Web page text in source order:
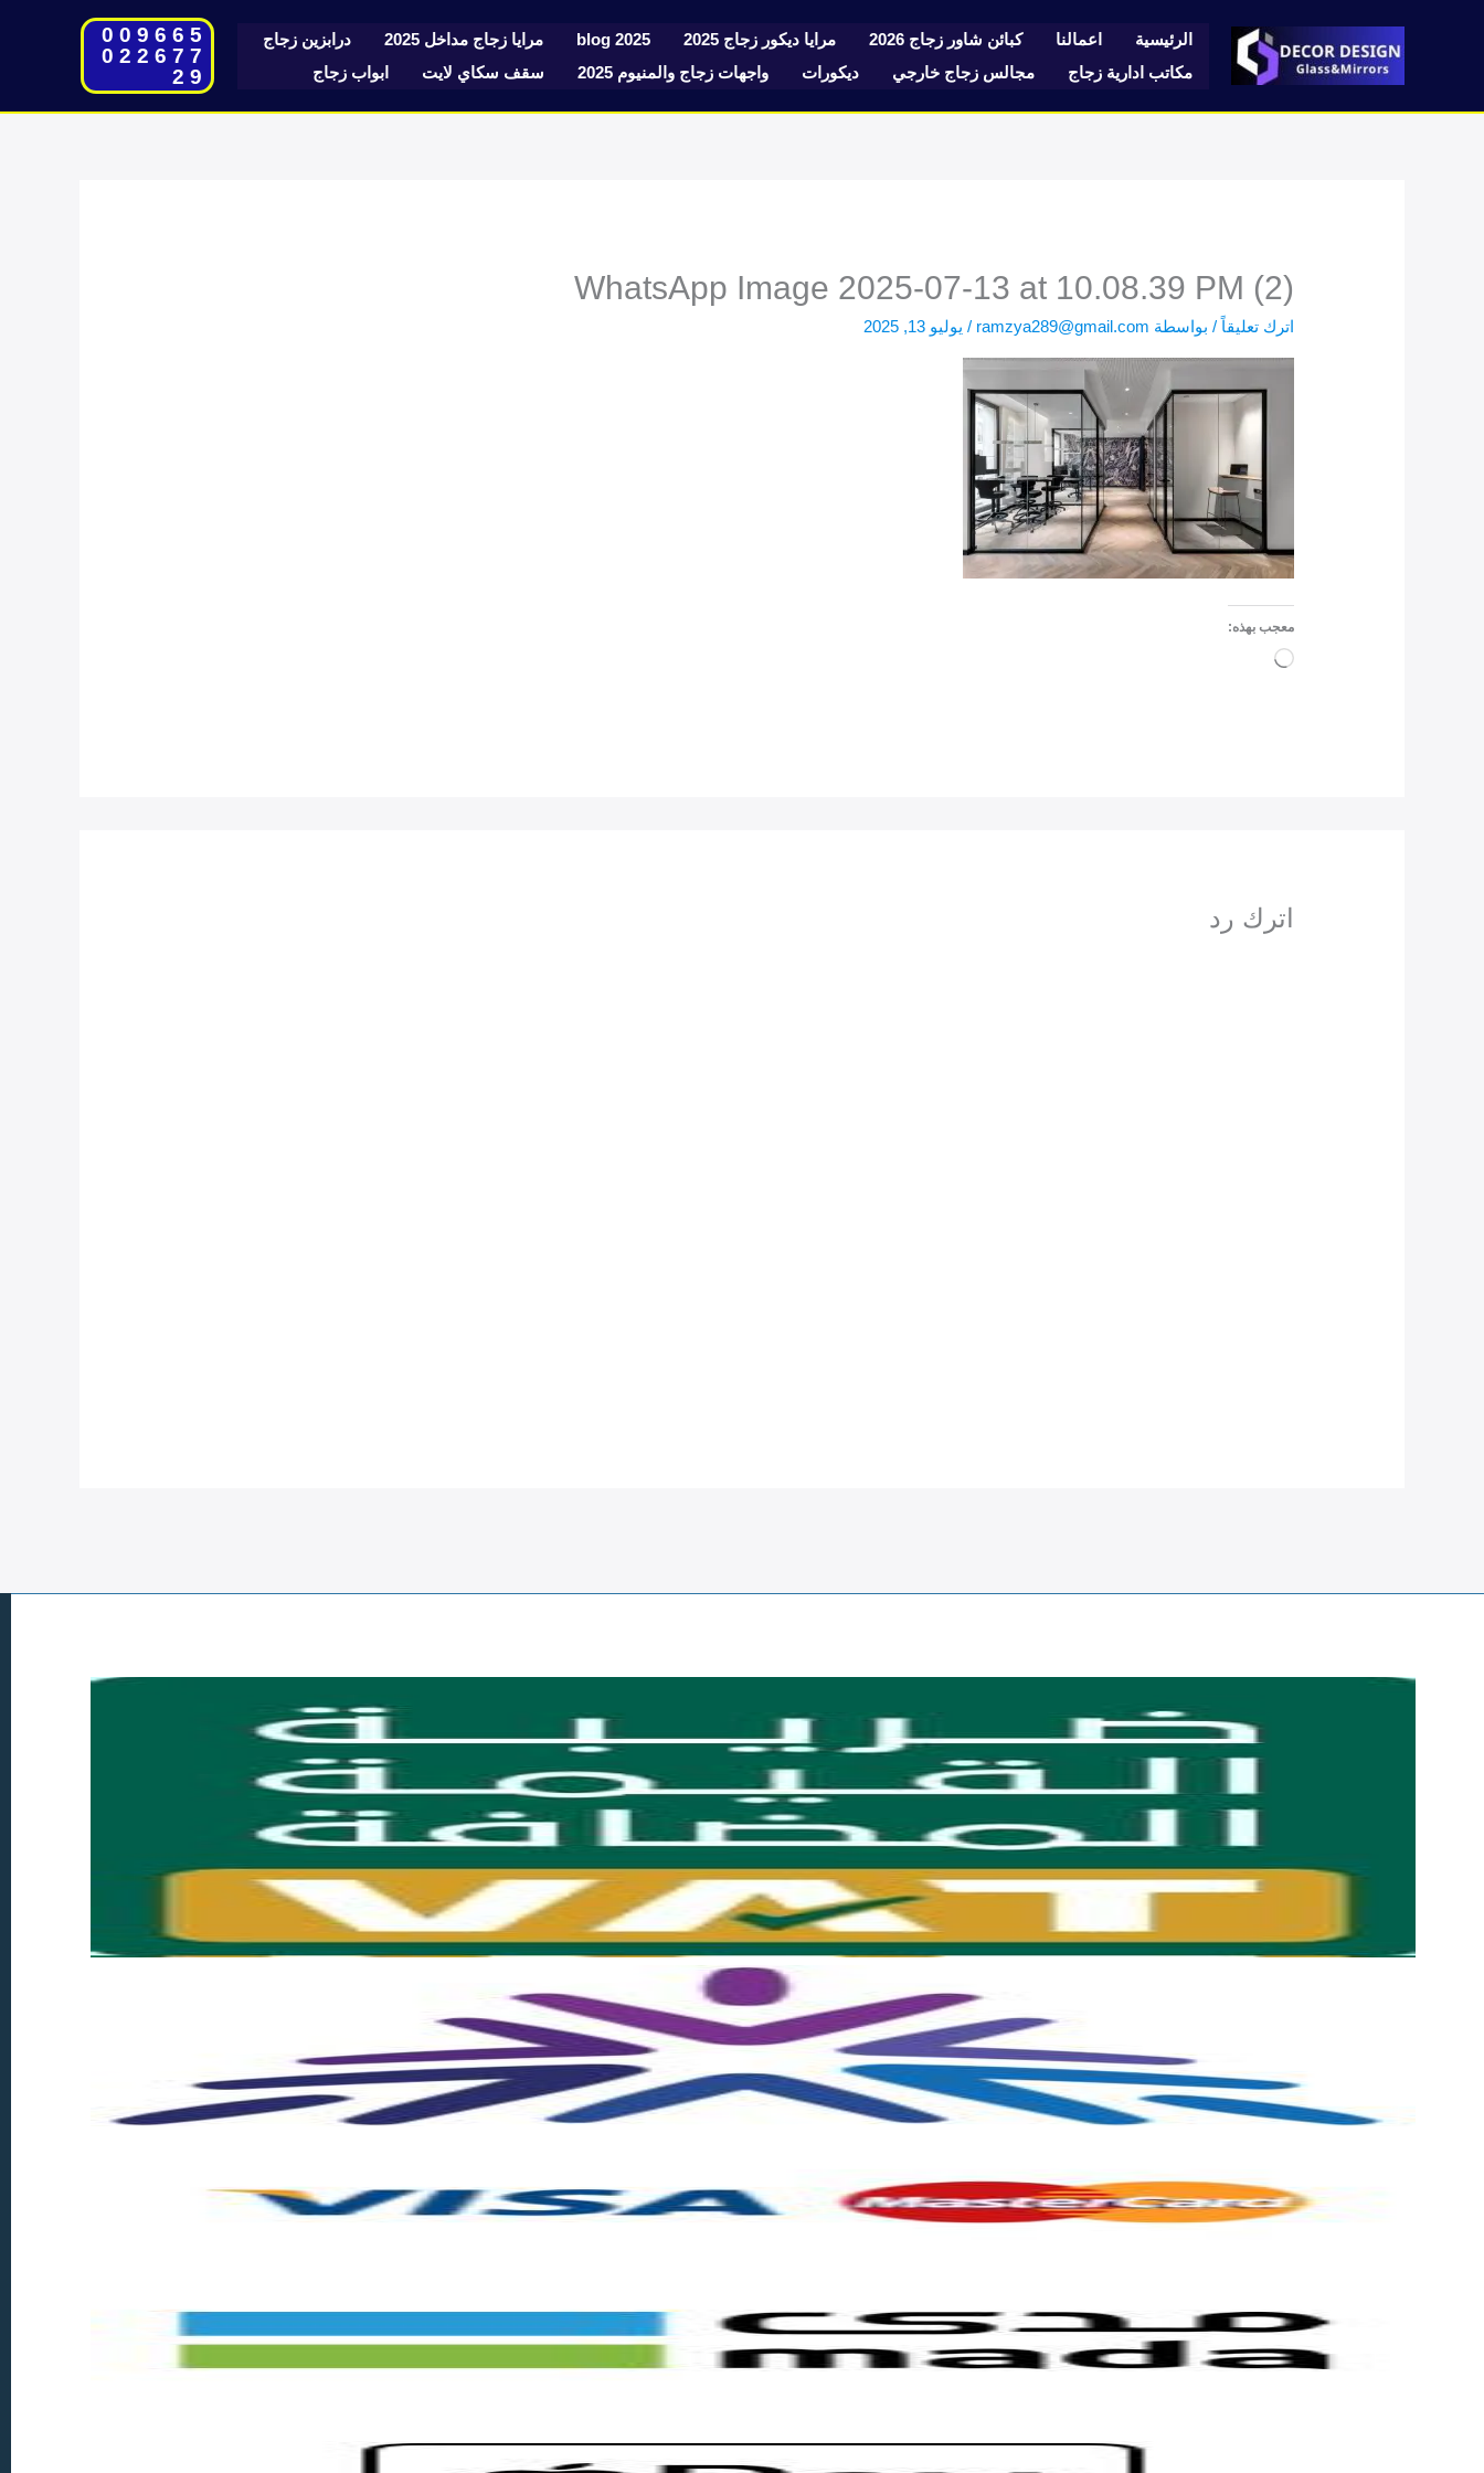
الرئيسية اعمالنا كبائن شاور زجاج 2026 مرايا ديكور زجاج 2025 blog 2025 مرايا زجاج مداخل 2025
درابزين زجاج
مكاتب ادارية زجاج
مجالس زجاج خارجي ديكورات واجهات زجاج والمنيوم 2025 سقف سكاي لايت ابواب زجاج
009665
022677
29
WhatsApp Image 2025-07-13 at 10.08.39 PM (2)
اترك تعليقاً / بواسطة ramzya289@gmail.com
/ يوليو 13, 2025
معجب بهذه:
جاري
اترك رد